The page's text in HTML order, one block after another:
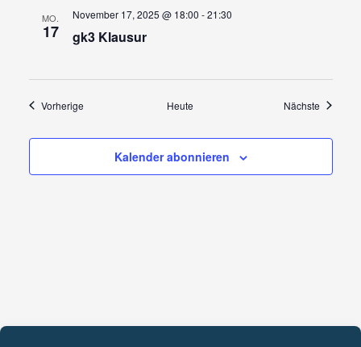
MO.
17 gk3 Klausur
November 17, 2025 @ 18:00 -21:30
VorherigeVeranstaltungen Heute Nächste
Kalender abonnieren